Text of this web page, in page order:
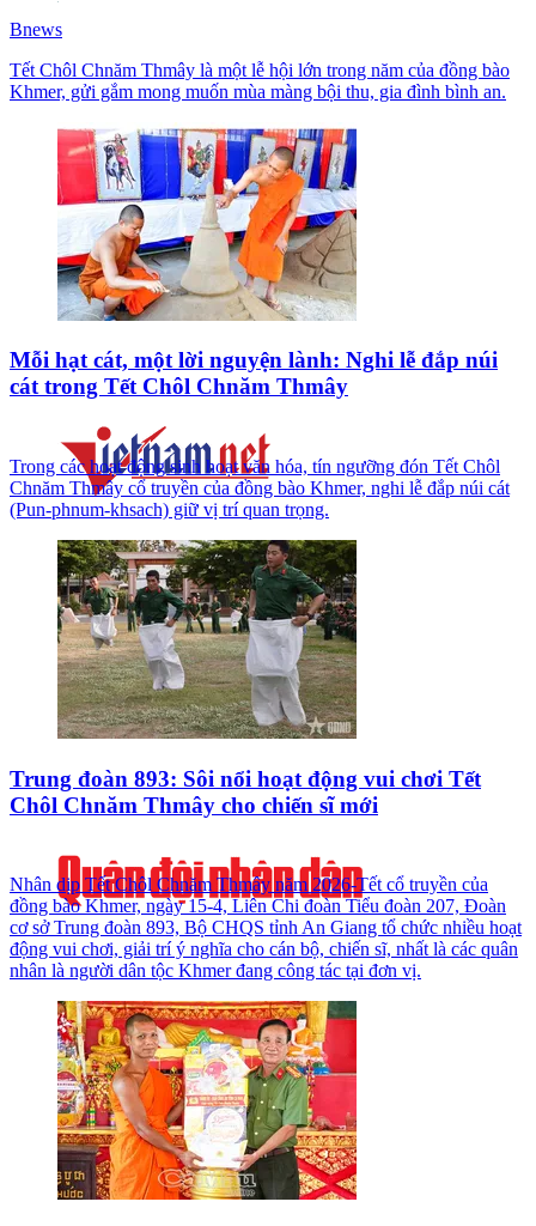
Bnews
Tết Chôl Chnăm Thmây là một lễ hội lớn trong năm của đồng bào
Khmer, gửi gắm mong muốn mùa màng bội thu, gia đình bình an.
Mỗi hạt cát, một lời nguyện lành: Nghi lễ đắp núi
cát trong Tết Chôl Chnăm Thmây
Trong các hoạt động sinh hoạt văn hóa, tín ngưỡng đón Tết Chôl
Chnăm Thmây cổ truyền của đồng bào Khmer, nghi lễ đắp núi cát
(Pun-phnum-khsach) giữ vị trí quan trọng.
Trung đoàn 893: Sôi nổi hoạt động vui chơi Tết
Chôl Chnăm Thmây cho chiến sĩ mới
Nhân dịp Tết Chôl Chnăm Thmây năm 2026-Tết cổ truyền của
đồng bào Khmer, ngày 15-4, Liên Chi đoàn Tiểu đoàn 207, Đoàn
cơ sở Trung đoàn 893, Bộ CHQS tỉnh An Giang tổ chức nhiều hoạt
động vui chơi, giải trí ý nghĩa cho cán bộ, chiến sĩ, nhất là các quân
nhân là người dân tộc Khmer đang công tác tại đơn vị.